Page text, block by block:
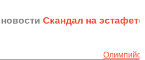
новостиСкандал на